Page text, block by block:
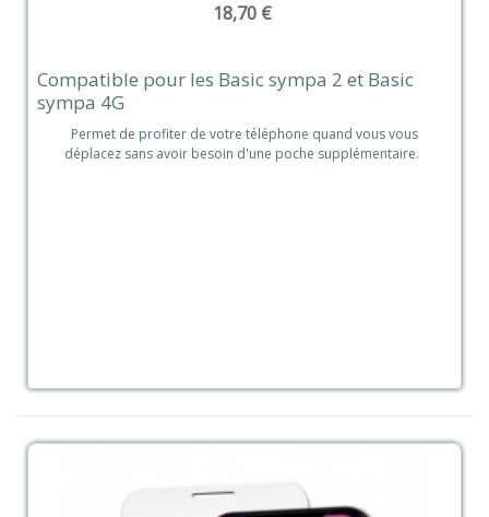
18,70 €
Compatible pour les Basic sympa 2 et Basic
sympa 4G
Permet de profiter de votre téléphone quand vous vous
déplacez sans avoir besoin d'une poche supplémentaire.